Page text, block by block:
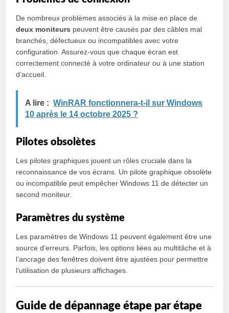
De nombreux problèmes associés à la mise en place de
deux moniteurs peuvent être causés par des câbles mal
branchés, défectueux ou incompatibles avec votre
configuration. Assurez-vous que chaque écran est
correctement connecté à votre ordinateur ou à une station
d’accueil.
A lire : WinRAR fonctionnera-t-il sur Windows
10 après le 14 octobre 2025 ?
Pilotes obsolètes
Les pilotes graphiques jouent un rôles cruciale dans la
reconnaissance de vos écrans. Un pilote graphique obsolète
ou incompatible peut empêcher Windows 11 de détecter un
second moniteur.
Paramètres du système
Les paramètres de Windows 11 peuvent également être une
source d’erreurs. Parfois, les options liées au multitâche et à
l’ancrage des fenêtres doivent être ajustées pour permettre
l’utilisation de plusieurs affichages.
Guide de dépannage étape par étape